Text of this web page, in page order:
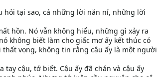
hỏi tại sao, cả những lời năn nỉ, những lời
hồn. Nó vẫn không hiểu, những gì xảy ra
không biết làm cho giấc mơ ấy kết thúc có
vọng, không tin rằng cậu ấy là một người
cậu, tớ biết. Cậu ấy đã chán và cậu ấy